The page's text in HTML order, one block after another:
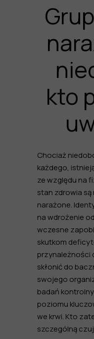
kto
Chociaż
każdego,
ze względu na
stan zdrowia
narażone.
na wdrożenie
wczesne
skutkom
przynależności
skłonić do
swojego
badań
poziomu
we krwi. Kto
szczególną